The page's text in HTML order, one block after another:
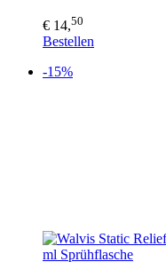
€ 14,50
Bestellen
-15%